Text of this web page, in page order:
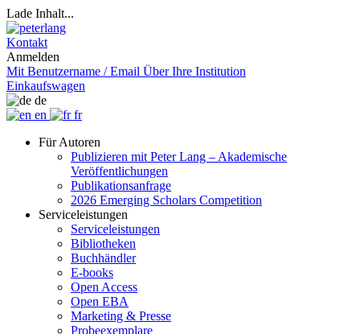
Lade Inhalt...
Kontakt
Anmelden
Mit Benutzername / Email Über Ihre Institution
Einkaufswagen
de
en
fr
Für Autoren
Publizieren mit Peter Lang – Akademische
Veröffentlichungen
Publikationsanfrage
2026 Emerging Scholars Competition
Serviceleistungen
Serviceleistungen
Bibliotheken
Buchhändler
E-books
Open Access
Open EBA
Marketing & Presse
Probeexemplare